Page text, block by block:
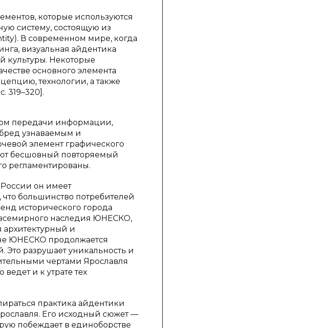
которые используются
систему, состоящую из
В современном мире, когда
визуальная айдентика
культуры. Некоторые
основного элемента
технологии, а также
319–320].
передачи информации,
узнаваемым и
элемент графического
бесшовный повторяемый
регламентированы.
он имеет
большинство потребителей
исторического города
всемирного наследия ЮНЕСКО,
и
ЮНЕСКО продолжается
разрушает уникальность и
чертами Ярославля
и к утрате тех
практика айдентики
Его исходный сюжет —
побеждает в единоборстве